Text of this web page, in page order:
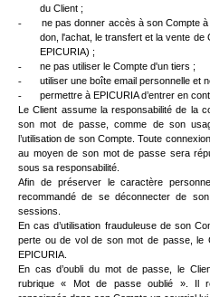
du Client ;
-
ne pas donner accès à son Compte
don, l'achat, le transfert et la vente de
EPICURIA) ;
-
ne pas utiliser le Compte d'un tiers ;
-
utiliser une boîte email personnelle et
-
permettre à EPICURIA d’entrer en
Le Client assume la responsabilité de la
son mot de passe, comme de son
l’utilisation de son Compte. Toute
au moyen de son mot de passe sera
sous sa responsabilité.
Afin de préserver le caractère
recommandé de se déconnecter de
sessions.
En cas d’utilisation frauduleuse de son
perte ou de vol de son mot de passe, le
EPICURIA.
En cas d’oubli du mot de passe, le
rubrique « Mot de passe oublié ». Il